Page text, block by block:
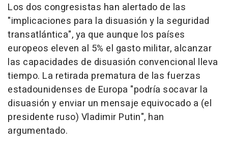
Los dos congresistas han alertado de las
"implicaciones para la disuasión y la seguridad
transatlántica", ya que aunque los países
europeos eleven al 5% el gasto militar, alcanzar
las capacidades de disuasión convencional lleva
tiempo. La retirada prematura de las fuerzas
estadounidenses de Europa "podría socavar la
disuasión y enviar un mensaje equivocado a (el
presidente ruso) Vladimir Putin", han
argumentado.